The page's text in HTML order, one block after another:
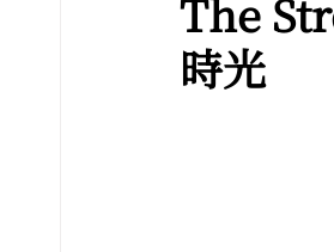
The
時光